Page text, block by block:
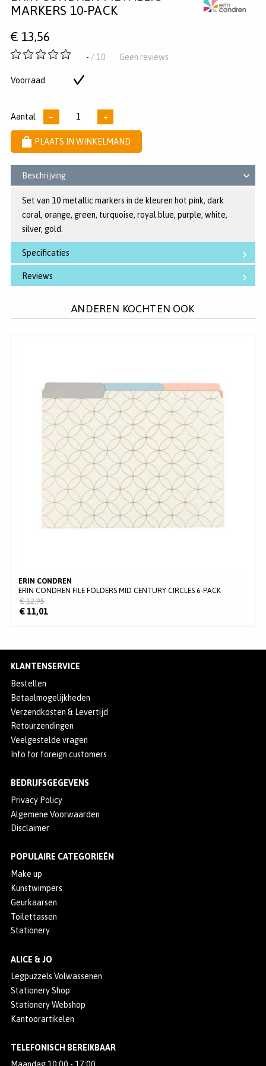
Pinterest
TwitterFacebook
MARKERS 10-PACK
€ 13,56
-
5
- / 10 Geen reviews
Voorraad
Aantal − +
PLAATS IN WINKELMAND
Beschrijving
Set van 10 metallic markers in de kleuren hot pink, dark
coral, orange, green, turquoise, royal blue, purple, white,
silver, gold.
Specificaties
Reviews
ANDEREN KOCHTEN OOK
ERIN CONDREN
ERIN CONDREN FILE FOLDERS MID CENTURY CIRCLES 6-PACK
€ 11,01
€ 12,95
KLANTENSERVICE
Bestellen
Betaalmogelijkheden
Verzendkosten & Levertijd
Retourzendingen
Veelgestelde vragen
Info for foreign customers
BEDRIJFSGEGEVENS
Privacy Policy
Algemene Voorwaarden
Disclaimer
POPULAIRE CATEGORIEËN
Make up
Kunstwimpers
Geurkaarsen
Toilettassen
Stationery
ALICE & JO
Legpuzzels Volwassenen
Stationery Shop
Stationery Webshop
Kantoorartikelen
TELEFONISCH BEREIKBAAR